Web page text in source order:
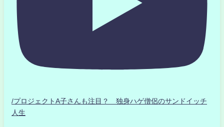
/プロジェクトA子さんも注目？ 独身ハゲ僧侶のサンドイッチ
人生